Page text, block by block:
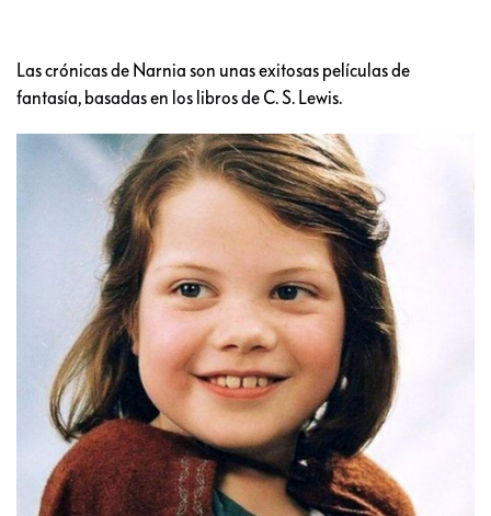
Las crónicas de Narnia son unas exitosas películas de
fantasía, basadas en los libros de C. S. Lewis.